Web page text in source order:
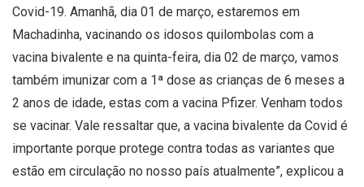
Covid-19. Amanhã, dia 01 de março, estaremos em
Machadinha, vacinando os idosos quilombolas com a
vacina bivalente e na quinta-feira, dia 02 de março, vamos
também imunizar com a 1ª dose as crianças de 6 meses a
2 anos de idade, estas com a vacina Pfizer. Venham todos
se vacinar. Vale ressaltar que, a vacina bivalente da Covid é
importante porque protege contra todas as variantes que
estão em circulação no nosso país atualmente”, explicou a